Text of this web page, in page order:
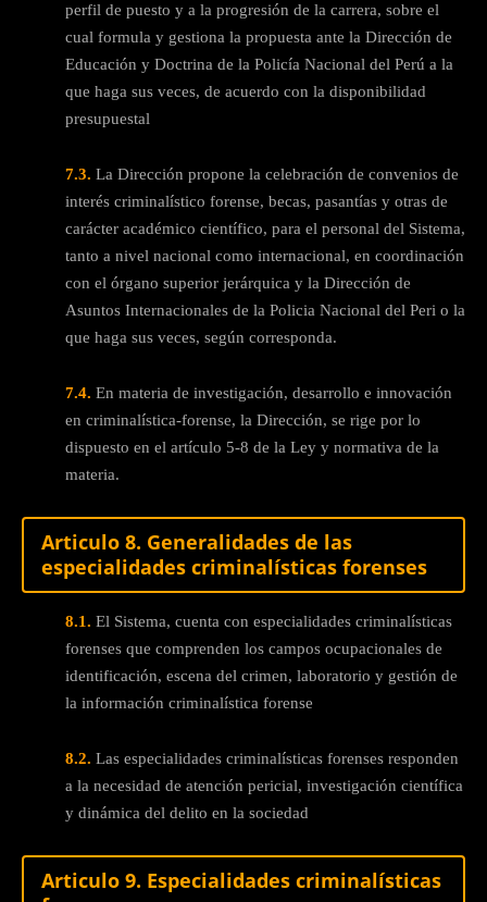
perfil de puesto y a la progresión de la carrera, sobre el
cual formula y gestiona la propuesta ante la Dirección de
Educación y Doctrina de la Policía Nacional del Perú a la
que haga sus veces, de acuerdo con la disponibilidad
presupuestal
7.3. La Dirección propone la celebración de convenios de
interés criminalístico forense, becas, pasantías y otras de
carácter académico científico, para el personal del Sistema,
tanto a nivel nacional como internacional, en coordinación
con el órgano superior jerárquica y la Dirección de
Asuntos Internacionales de la Policia Nacional del Peri o la
que haga sus veces, según corresponda.
7.4. En materia de investigación, desarrollo e innovación
en criminalística-forense, la Dirección, se rige por lo
dispuesto en el artículo 5-8 de la Ley y normativa de la
materia.
Articulo 8. Generalidades de las
especialidades criminalísticas forenses
8.1. El Sistema, cuenta con especialidades criminalísticas
forenses que comprenden los campos ocupacionales de
identificación, escena del crimen, laboratorio y gestión de
la información criminalística forense
8.2. Las especialidades criminalísticas forenses responden
a la necesidad de atención pericial, investigación científica
y dinámica del delito en la sociedad
Articulo 9. Especialidades criminalísticas